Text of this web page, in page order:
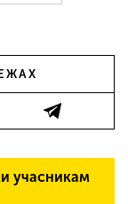
учасникам